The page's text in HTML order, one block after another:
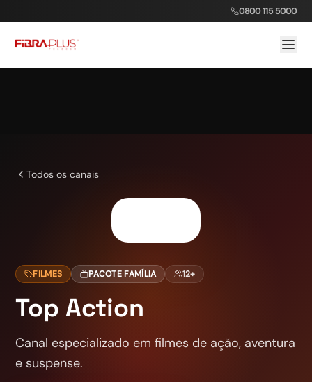
0800 115 5000
Todos os canais
FILMES PACOTE FAMÍLIA 12+
Top Action
Canal especializado em filmes de ação, aventura
e suspense.